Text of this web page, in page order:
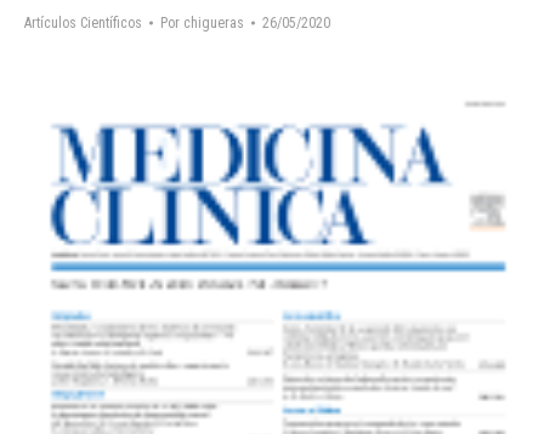
Artículos Científicos Por chigueras 26/05/2020